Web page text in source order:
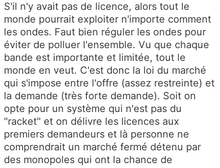
S'il n'y avait pas de licence, alors tout le
monde pourrait exploiter n'importe comment
les ondes. Faut bien réguler les ondes pour
éviter de polluer l'ensemble. Vu que chaque
bande est importante et limitée, tout le
monde en veut. C'est donc la loi du marché
qui s'impose entre l'offre (assez restreinte) et
la demande (très forte demande). Soit on
opte pour un système qui n'est pas du
"racket" et on délivre les licences aux
premiers demandeurs et là personne ne
comprendrait un marché fermé détenu par
des monopoles qui ont la chance de